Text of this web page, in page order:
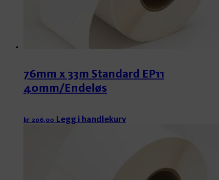
76mm x 33m Standard EP11
40mm/Endeløs
kr 206,00 Legg i handlekurv